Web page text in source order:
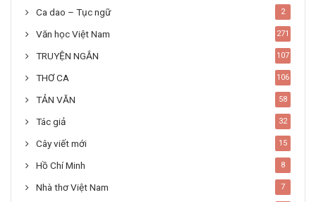
Ca dao – Tục ngữ 2
Văn học Việt Nam 271
TRUYỆN NGẮN 107
THƠ CA 106
TẢN VĂN 58
Tác giả 32
Cây viết mới 15
Hồ Chí Minh 8
Nhà thơ Việt Nam 7